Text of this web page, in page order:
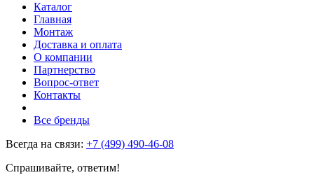
Каталог
Главная
Монтаж
Доставка и оплата
О компании
Партнерство
Вопрос-ответ
Контакты
Все бренды
Всегда на связи: +7 (499) 490-46-08
Спрашивайте, ответим!